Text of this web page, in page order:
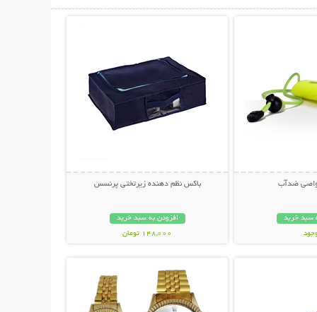
ضدآب
سبد خرید
باکس نظم دهنده زیرتختی پرنسس
افزودن به سبد خرید
148,000 تومان